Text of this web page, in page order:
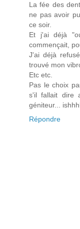
La fée des
ne pas avoir
ce soir.
Et j'ai déjà
commençait,
J'ai déjà
trouvé mon
Etc etc.
Pas le choix
s'il fallait dire
géniteur...
Répondre